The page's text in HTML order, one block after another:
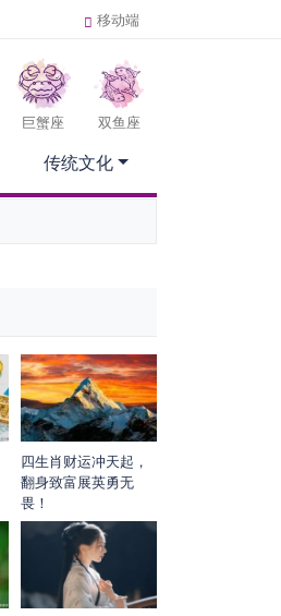
移动端
巨蟹座 双鱼座
传统文化
四生肖财运冲天起，
翻身致富展英勇无
畏！